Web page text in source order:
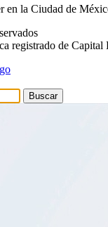
en la Ciudad de
registrado de Capital
Buscar